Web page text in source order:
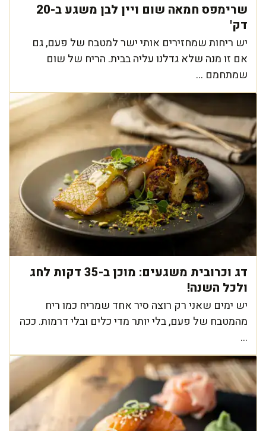
שרימפס חמאה שום ויין לבן משגע ב-20
דק'
יש ריחות שמחזירים אותי ישר למטבח של פעם, גם
אם זו מנה שלא גדלנו עליה בבית. הריח של שום
שמתחמם ...
דג וכרובית משגעים: מוכן ב-35 דקות לחג
ולכל השנה!
יש ימים שאני רק רוצה סיר אחד שמריח כמו ריח
מהמטבח של פעם, בלי יותר מדי כלים ובלי דרמות. ככה
...